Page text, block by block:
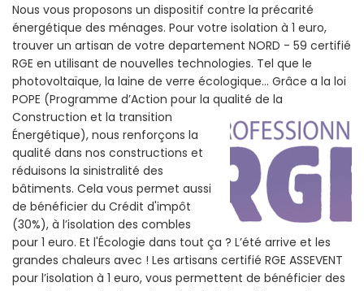
Nous vous proposons un dispositif contre la précarité
énergétique des ménages. Pour votre isolation à 1 euro,
trouver un artisan de votre departement NORD - 59 certifié
RGE en utilisant de nouvelles technologies. Tel que le
photovoltaïque, la laine de verre écologique... Grâce a la loi
POPE (Programme d’Action pour la qualité de la
Construction et la transition
Énergétique), nous renforçons la
qualité dans nos constructions et
réduisons la sinistralité des
bâtiments. Cela vous permet aussi
de bénéficier du Crédit d'impôt
(30%), à l’isolation des combles
pour 1 euro. Et l'Écologie dans tout ça ? L’été arrive et les
grandes chaleurs avec ! Les artisans certifié RGE ASSEVENT
pour l’isolation à 1 euro, vous permettent de bénéficier des